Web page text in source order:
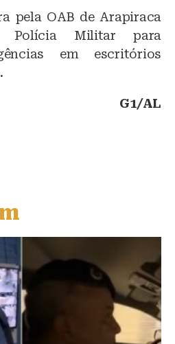
pela OAB de Arapiraca
Polícia Militar para
em escritórios
G1/AL